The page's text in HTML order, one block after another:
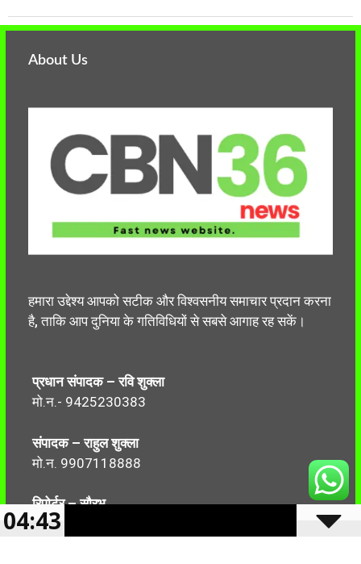
About Us
हमारा उद्देश्य आपको सटीक और विश्वसनीय समाचार प्रदान करना
है, ताकि आप दुनिया के गतिविधियों से सबसे आगाह रह सकें।
प्रधान संपादक – रवि शुक्ला
मो.न.- 9425230383
संपादक – राहुल शुक्ला
मो.न. 9907118888
रिपोर्टर – सौरभ
मो.न.-7499999906
04:43